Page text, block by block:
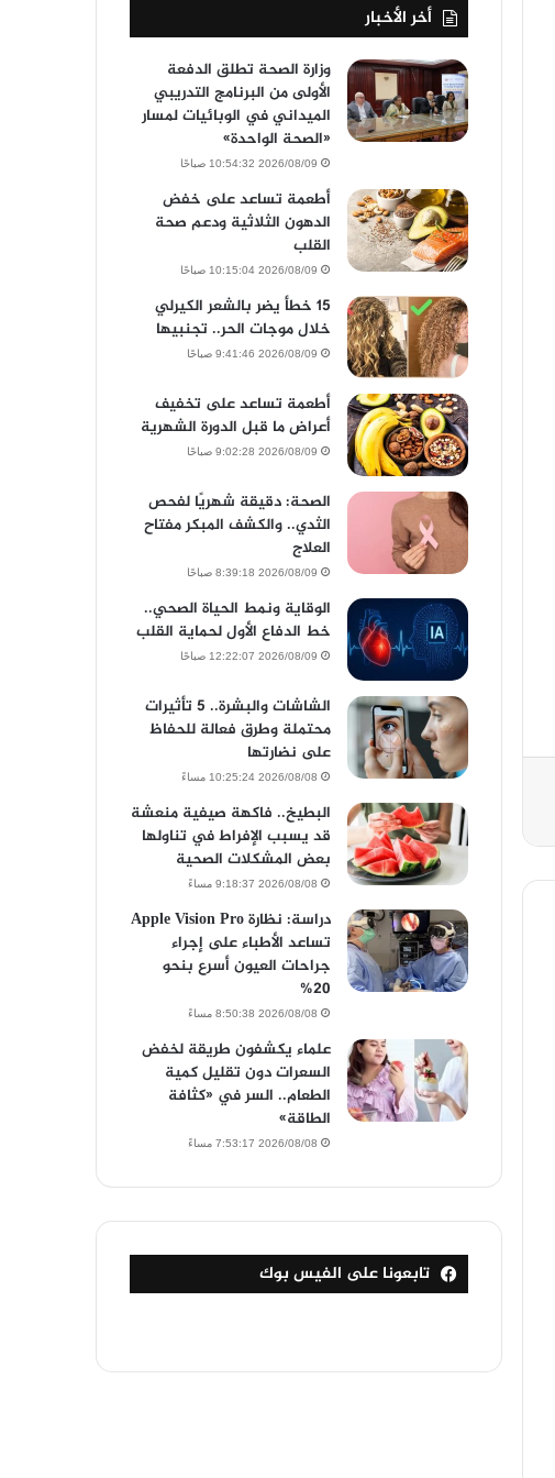
أخر الأخبار
وزارة الصحة تطلق الدفعة
الأولى من البرنامج التدريبي
الميداني في الوبائيات لمسار
«الصحة الواحدة»
2026/08/09 10:54:32 صباحًا
أطعمة تساعد على خفض
الدهون الثلاثية ودعم صحة
القلب
2026/08/09 10:15:04 صباحًا
15 خطأ يضر بالشعر الكيرلي
خلال موجات الحر.. تجنبيها
2026/08/09 9:41:46 صباحًا
أطعمة تساعد على تخفيف
أعراض ما قبل الدورة الشهرية
2026/08/09 9:02:28 صباحًا
الصحة: دقيقة شهريًا لفحص
الثدي.. والكشف المبكر مفتاح
العلاج
2026/08/09 8:39:18 صباحًا
الوقاية ونمط الحياة الصحي..
خط الدفاع الأول لحماية القلب
2026/08/09 12:22:07 صباحًا
الشاشات والبشرة.. 5 تأثيرات
محتملة وطرق فعالة للحفاظ
على نضارتها
2026/08/08 10:25:24 مساءً
البطيخ.. فاكهة صيفية منعشة
قد يسبب الإفراط في تناولها
بعض المشكلات الصحية
2026/08/08 9:18:37 مساءً
دراسة: نظارة Apple Vision Pro
تساعد الأطباء على إجراء
جراحات العيون أسرع بنحو
20%
2026/08/08 8:50:38 مساءً
علماء يكشفون طريقة لخفض
السعرات دون تقليل كمية
الطعام.. السر في «كثافة
الطاقة»
2026/08/08 7:53:17 مساءً
تابعونا على الفيس بوك